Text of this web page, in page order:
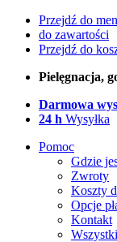
Przejdź do
do zawartości
Przejdź do
Pielęgnacja,
Darmowa
24 h Wysyłka
Pomoc
Gdzie
Zwroty
Koszty
Opcje
Kontakt